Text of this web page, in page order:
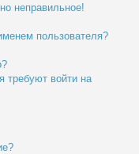
неправильное!
пользователя?
требуют войти на